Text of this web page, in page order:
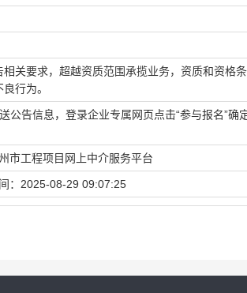
关要求，超越资质范围承揽业务，资质和资格
行为。
告信息，登录企业专属网页点击“参与报名”确
市工程项目网上中介服务平台
： 2025-08-29 09:07:25